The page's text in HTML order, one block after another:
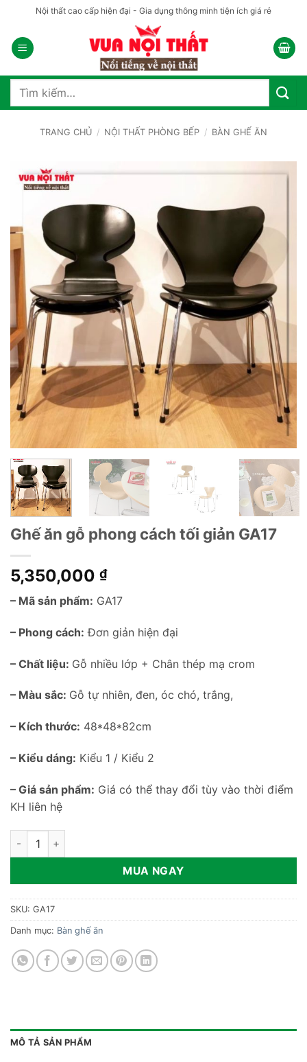
nội
dung
Nội thất cao cấp hiện đại - Gia dụng thông minh tiện ích giá rẻ
Tìm
TRANG CHỦ / NỘI THẤT PHÒNG BẾP / BÀN GHẾ ĂN
Ghế ăn gỗ phong cách tối giản GA17
5,350,000 ₫
– Mã sản phẩm: GA17
– Phong cách: Đơn giản hiện đại
– Chất liệu: Gỗ nhiều lớp + Chân thép mạ crom
– Màu sắc: Gỗ tự nhiên, đen, óc chó, trắng,
– Kích thước: 48*48*82cm
– Kiểu dáng: Kiểu 1 / Kiểu 2
– Giá sản phẩm: Giá có thể thay đổi tùy vào thời điểm
KH liên hệ
Ghế ăn gỗ phong cách tối giản GA17 số lượng
MUA NGAY
SKU: GA17
Danh mục: Bàn ghế ăn
MÔ TẢ SẢN PHẨM